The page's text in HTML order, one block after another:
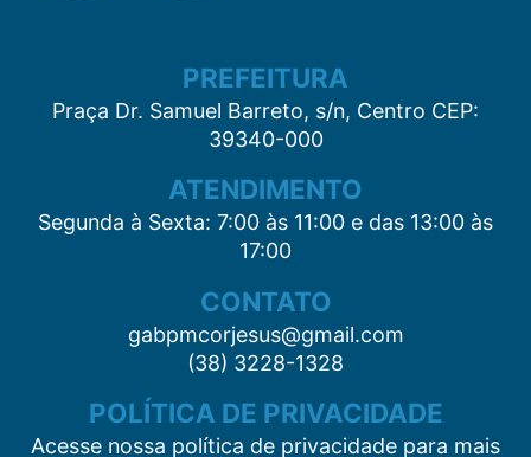
PREFEITURA
Praça Dr. Samuel Barreto, s/n, Centro CEP:
39340-000
ATENDIMENTO
Segunda à Sexta: 7:00 às 11:00 e das 13:00 às
17:00
CONTATO
gabpmcorjesus@gmail.com
(38) 3228-1328
POLÍTICA DE PRIVACIDADE
Acesse nossa política de privacidade para mais